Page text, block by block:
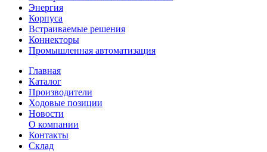
Энергия
Корпуса
Встраиваемые решения
Коннекторы
Промышленная автоматизация
Главная
Каталог
Производители
Ходовые позиции
Новости
О компании
Контакты
Склад